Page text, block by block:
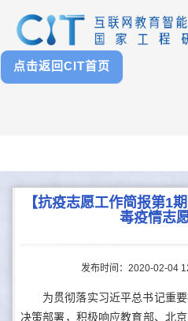
点击返回CIT首页
【抗疫志愿工作简报第1
毒疫情志
发布时间：2020-02-04
为贯彻落实习近平总书记重
决策部署，积极响应教育部、北